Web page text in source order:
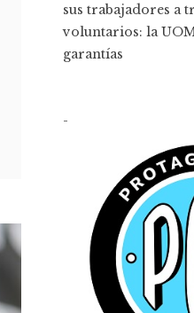
sus trabajadores a
voluntarios: la
garantías
-